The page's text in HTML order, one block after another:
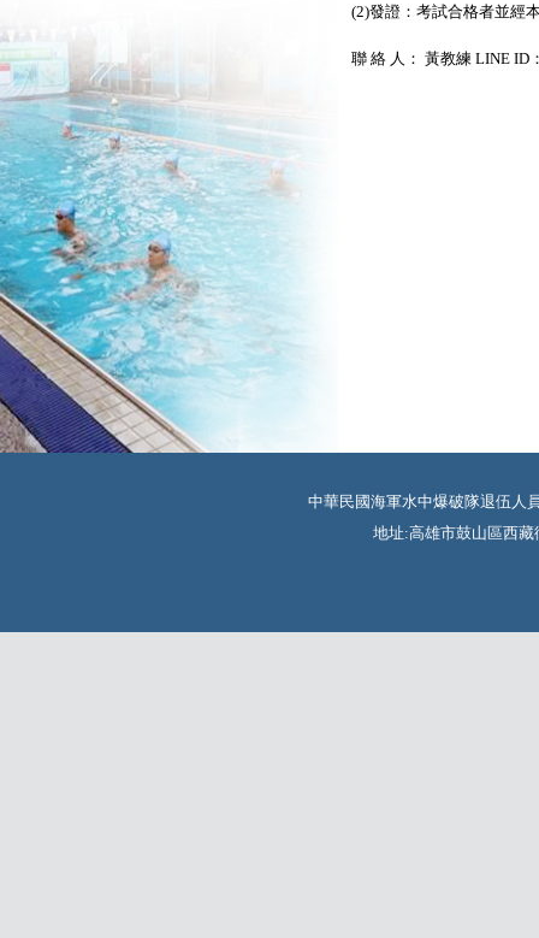
(2)發證：考試合格者並經
聯 絡 人： 黃教練 LINE ID
中華民國海軍水中爆破隊退伍人
地址:高雄市鼓山區西藏